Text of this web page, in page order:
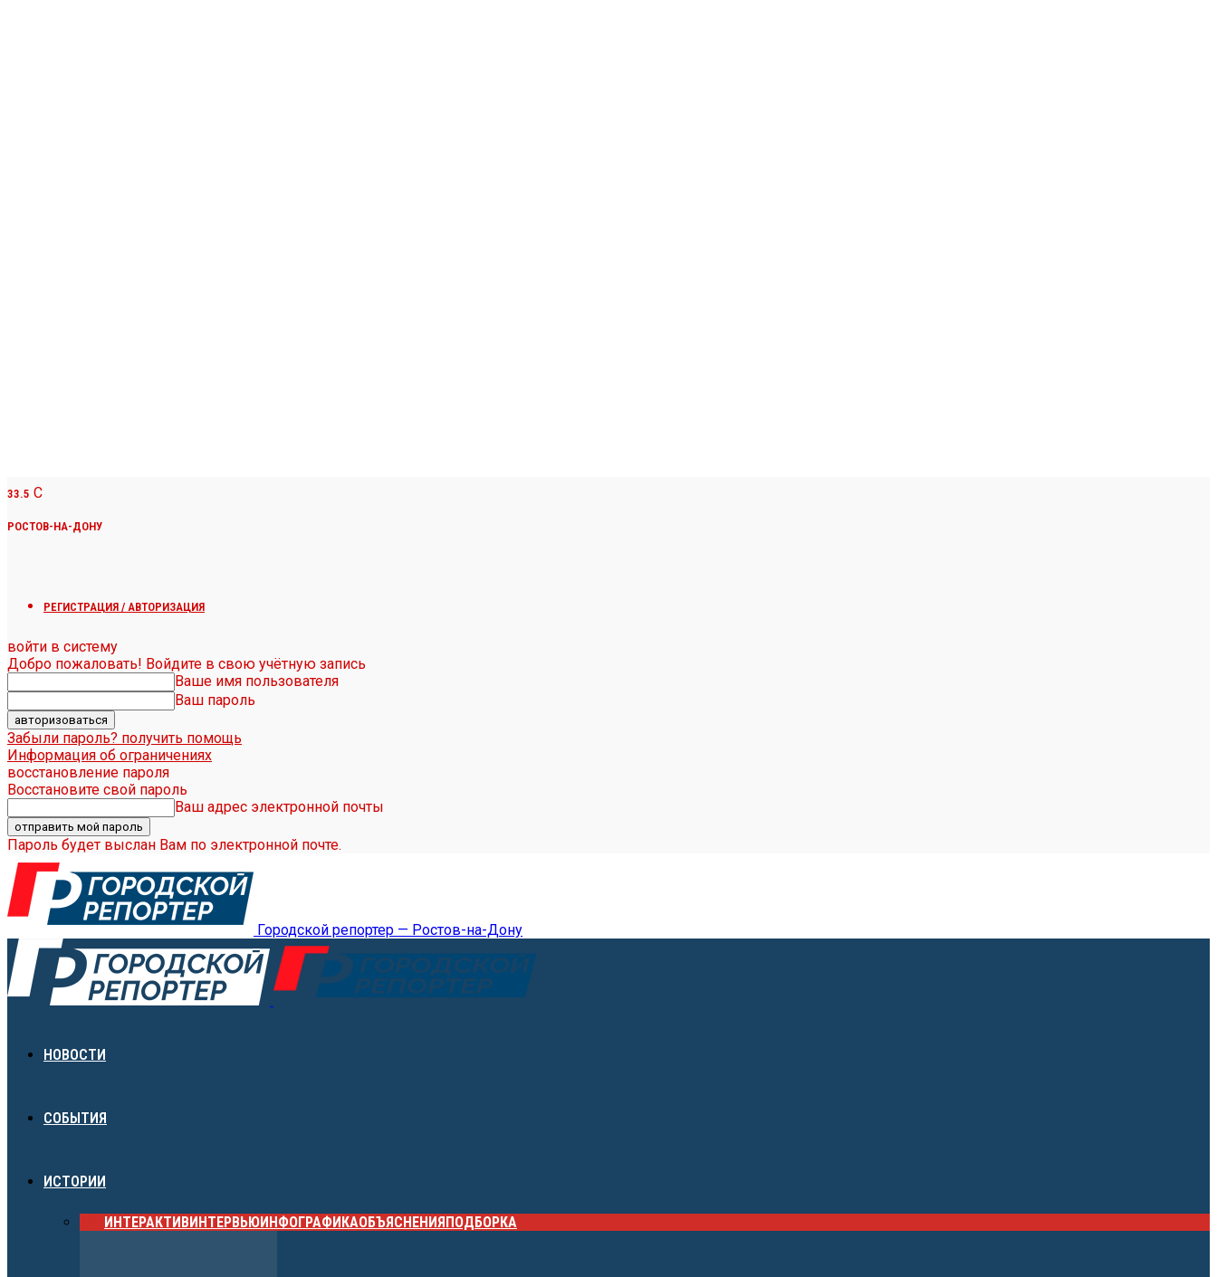
33.5 C
РОСТОВ-НА-ДОНУ
РЕГИСТРАЦИЯ / АВТОРИЗАЦИЯ
войти в систему
Добро пожаловать! Войдите в свою учётную запись
Ваше имя пользователя
Ваш пароль
Забыли пароль? получить помощь
Информация об ограничениях
восстановление пароля
Восстановите свой пароль
Ваш адрес электронной почты
Пароль будет выслан Вам по электронной почте.
Городской репортер — Ростов-на-Дону
НОВОСТИ
СОБЫТИЯ
ИСТОРИИ
ИНТЕРАКТИВИНТЕРВЬЮИНФОГРАФИКАОБЪЯСНЕНИЯПОДБОРКА